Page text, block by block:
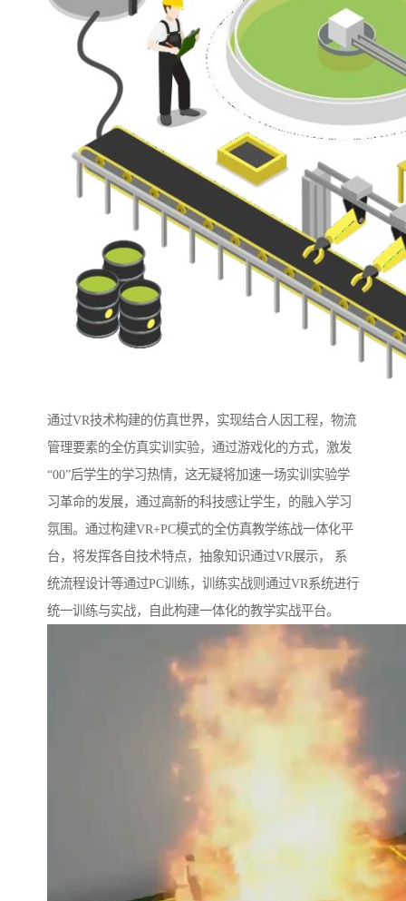
通过VR技术构建的仿真世界，实现结合人因工程，物流
管理要素的全仿真实训实验，通过游戏化的方式，激发
“00”后学生的学习热情，这无疑将加速一场实训实验学
习革命的发展，通过高新的科技感让学生，的融入学习
氛围。通过构建VR+PC模式的全仿真教学练战一体化平
台，将发挥各自技术特点，抽象知识通过VR展示， 系
统流程设计等通过PC训练，训练实战则通过VR系统进行
统一训练与实战，自此构建一体化的教学实战平台。